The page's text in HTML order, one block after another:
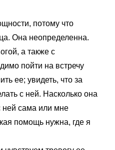
потому что
Она неопределенна.
а также с
пойти на встречу
ее; увидеть, что за
с ней. Насколько она
ней сама или мне
помощь нужна, где я